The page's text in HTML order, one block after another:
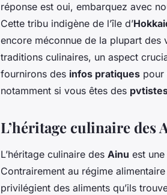
réponse est oui, embarquez avec
Cette tribu indigène de l’île d’
encore méconnue de la plupart des
traditions culinaires, un aspect
fournirons des infos pratiques pour
notamment si vous êtes des
L’héritage culinaire
L’héritage culinaire des Ainu est
Contrairement au régime
privilégient des aliments qu’ils